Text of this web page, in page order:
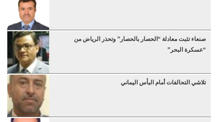
صنعاء تثبت معادلة “الحصار بالحصار” وتحذر الرياض من
“عسكرة البحر”
تلاشي التحالفات أمام البأس اليماني